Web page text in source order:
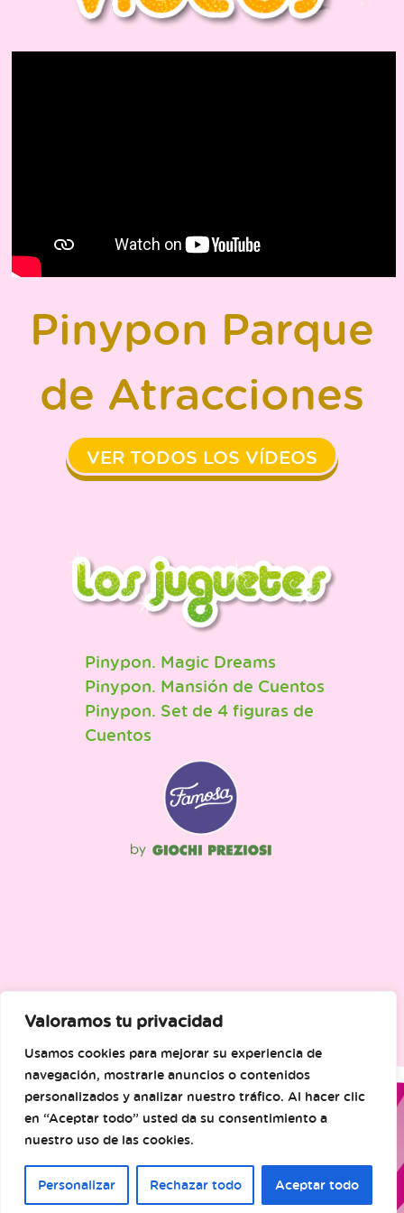
Valoramos tu privacidad
Usamos cookies para mejorar su experiencia de
navegación, mostrarle anuncios o contenidos
personalizados y analizar nuestro tráfico. Al hacer clic
en “Aceptar todo” usted da su consentimiento a
nuestro uso de las cookies.
Personalizar Rechazar todo Aceptar todo
Pinypon Parque
de Atracciones
VER TODOS LOS VÍDEOS
Pinypon. Magic Dreams
Pinypon. Mansión de Cuentos
Pinypon. Set de 4 figuras de
Cuentos